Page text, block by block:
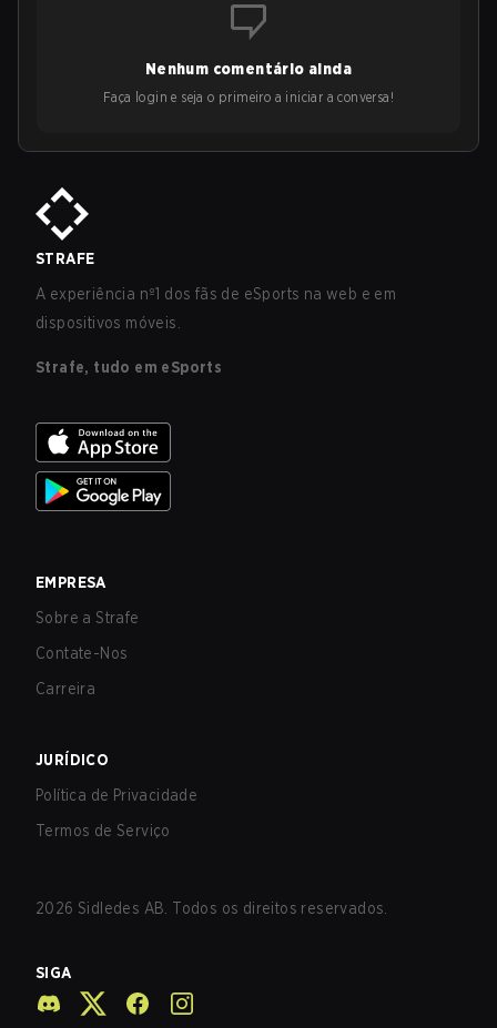
Nenhum comentário ainda
Faça login e seja o primeiro a iniciar a conversa!
STRAFE
A experiência nº1 dos fãs de eSports na web e em
dispositivos móveis.
Strafe, tudo em eSports
EMPRESA
Sobre a Strafe
Contate-Nos
Carreira
JURÍDICO
Política de Privacidade
Termos de Serviço
2026 Sidledes AB. Todos os direitos reservados.
SIGA